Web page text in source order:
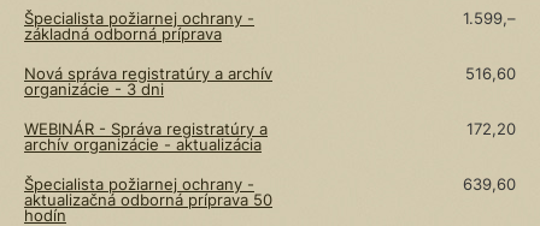
Špecialista požiarnej ochrany -
základná odborná príprava
1.599,–
Nová správa registratúry a archív
organizácie - 3 dni
516,60
WEBINÁR - Správa registratúry a
archív organizácie - aktualizácia
172,20
Špecialista požiarnej ochrany -
aktualizačná odborná príprava 50
hodín
639,60